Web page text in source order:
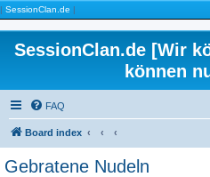
| SessionClan.de |
SessionClan.de [Wir
können
FAQ
Board index
Gebratene Nudeln